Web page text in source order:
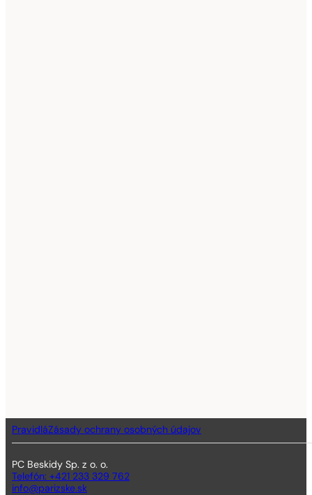
PravidláZásady ochrany osobných údajov
PC Beskidy Sp. z o. o.
Telefón: +421 233 329 762
info@parizske.sk